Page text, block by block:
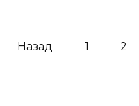
Назад 1 2